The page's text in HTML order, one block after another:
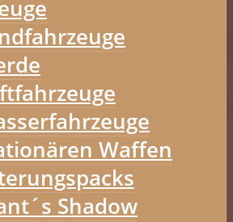
Waffen
Shadow